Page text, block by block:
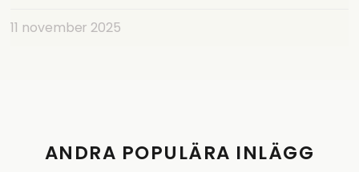
11 november 2025
ANDRA POPULÄRA INLÄGG